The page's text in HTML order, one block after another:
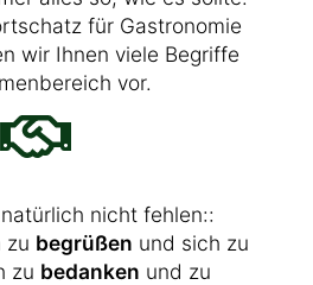
für Gastronomie
wir Ihnen viele Begriffe
vor.
nicht fehlen::
zu begrüßen und sich zu
zu bedanken und zu